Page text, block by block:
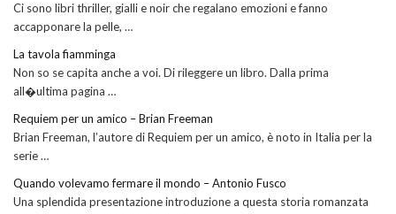
Ci sono libri thriller, gialli e noir che regalano emozioni e fanno
accapponare la pelle, …
La tavola fiamminga
Non so se capita anche a voi. Di rileggere un libro. Dalla prima
all�ultima pagina …
Requiem per un amico – Brian Freeman
Brian Freeman, l’autore di Requiem per un amico, è noto in Italia per la
serie …
Quando volevamo fermare il mondo – Antonio Fusco
Una splendida presentazione introduzione a questa storia romanzata